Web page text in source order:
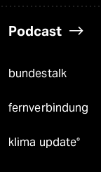
Podcast
bundestalk
fernverbindung
klima update°